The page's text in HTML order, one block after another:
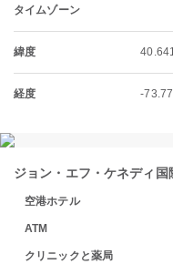
タイムゾーン
緯度
経度 -
ジョン・エフ・ケネディ国
空港ホテル
ATM
クリニックと薬局